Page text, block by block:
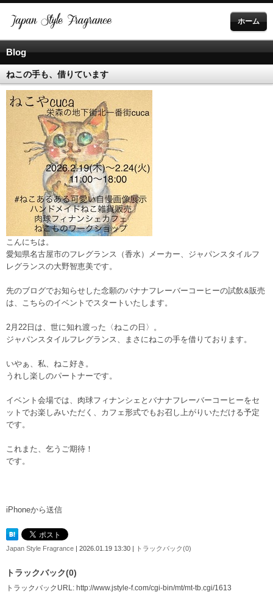
ホーム
Blog
ねこの手も、借りています
こんにちは。
愛知県名古屋市のフレグランス（香水）メーカー、ジャパンスタイルフ
レグランスの大野智恵美です。
先のブログでお知らせした念願のバナナフレーバーコーヒーの試飲&販売
は、こちらのイベントでスタートいたします。
2月22日は、世に知れ渡った〈ねこの日〉。
ジャパンスタイルフレグランス、まさにねこの手を借りております。
いやぁ、私、ねこ好き。
うれし楽しのパートナーです。
イベント会場では、肉球フィナンシェとバナナフレーバーコーヒーをセ
ットでお楽しみいただく、カフェ形式でもお召し上がりいただける予定
です。
これまた、乞うご期待！
です。
iPhoneから送信
Japan Style Fragrance | 2026.01.19 13:30 | トラックバック(0)
トラックバック(0)
トラックバックURL: http://www.jstyle-f.com/cgi-bin/mt/mt-tb.cgi/1613